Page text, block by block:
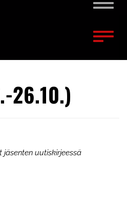
26.10.)
uutiskirjeessä